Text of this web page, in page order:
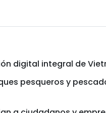
digital integral de
pesqueros y